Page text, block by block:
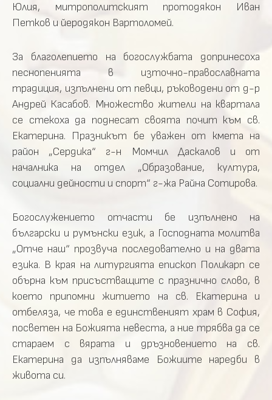
Юлия, митрополитският протодякон Иван
Петков и йеродякон Вартоломей.
За благолепието на богослужбата допринесоха
песнопенията в източно-православната
традиция, изпълнени от певци, ръководени от д-р
Андрей Касабов. Множество жители на квартала
се стекоха да поднесат своята почит към св.
Екатерина. Празникът бе уважен от кмета на
район „Сердика“ г-н Момчил Даскалов и от
началника на отдел „Образование, култура,
социални дейности и спорт“ г-жа Райна Сотирова.
Богослужението отчасти бе изпълнено на
български и румънски език, а Господната молитва
„Отче наш“ прозвуча последователно и на двата
езика. В края на литургията епископ Поликарп се
обърна към присъстващите с празнично слово, в
което припомни житието на св. Екатерина и
отбеляза, че това е единственият храм в София,
посветен на Божията невеста, а ние трябва да се
стараем с вярата и дръзновението на св.
Екатерина да изпълняваме Божиите наредби в
живота си.